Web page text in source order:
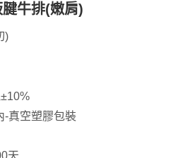
牛排(嫩肩)
)
±10%
-真空塑膠包裝